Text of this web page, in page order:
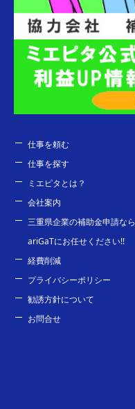
仕事を頼む
仕事を探す
ミエピタとは？
会社案内
三重県企業の補助金申請なら
ariGaTにお任せください!!
経費削減
プライバシーポリシー
勧誘方針について
お問合せ